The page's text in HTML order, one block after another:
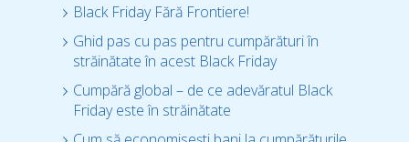
Black Friday Fără Frontiere!
Ghid pas cu pas pentru cumpărături în
străinătate în acest Black Friday
Cumpără global – de ce adevăratul Black
Friday este în străinătate